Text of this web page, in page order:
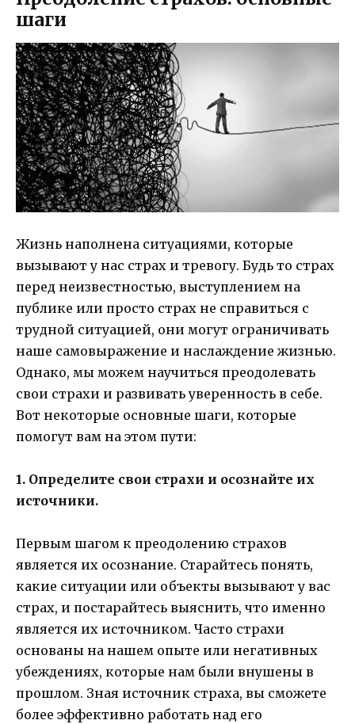
шаги
Жизнь наполнена ситуациями, которые
вызывают у нас страх и тревогу. Будь то страх
перед неизвестностью, выступлением на
публике или просто страх не справиться с
трудной ситуацией, они могут ограничивать
наше самовыражение и наслаждение жизнью.
Однако, мы можем научиться преодолевать
свои страхи и развивать уверенность в себе.
Вот некоторые основные шаги, которые
помогут вам на этом пути:
1. Определите свои страхи и осознайте их
источники.
Первым шагом к преодолению страхов
является их осознание. Старайтесь понять,
какие ситуации или объекты вызывают у вас
страх, и постарайтесь выяснить, что именно
является их источником. Часто страхи
основаны на нашем опыте или негативных
убеждениях, которые нам были внушены в
прошлом. Зная источник страха, вы сможете
более эффективно работать над его